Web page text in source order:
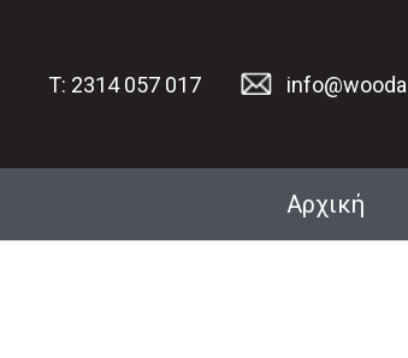
T: 2314 057 017
Αρχική